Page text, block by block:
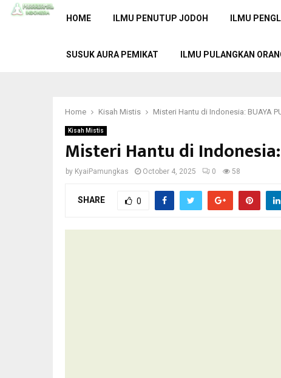
HOME ILMU PENUTUP JODOH ILMU
SUSUK AURA PEMIKAT ILMU PULANGKAN
Home Kisah Mistis Misteri Hantu di Indonesia: BUAYA
Kisah Mistis
Misteri Hantu di Indonesia:
by KyaiPamungkas October 4, 2025 0 58
SHARE 0